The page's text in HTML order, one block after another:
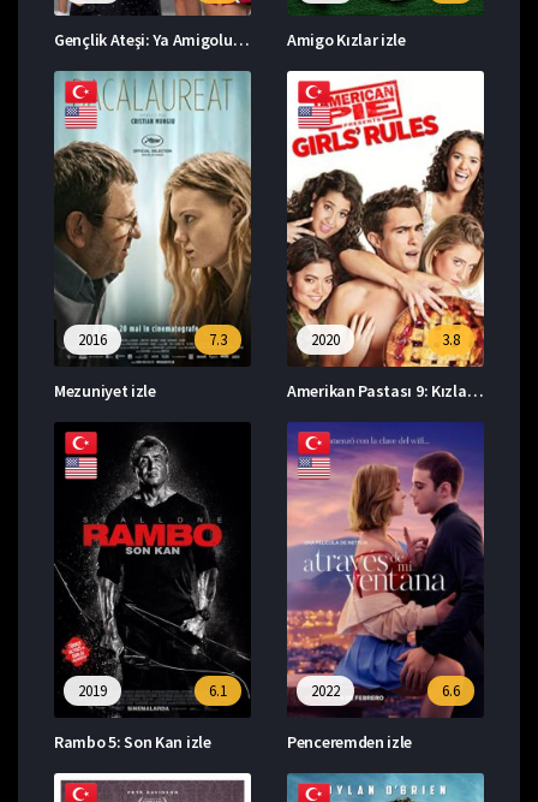
Gençlik Ateşi: Ya Amigoluk Ya Ölüm izle Amigo Kızlar izle
7.3
2016
Mezuniyet izle
3.8
2020
Amerikan Pastası 9: Kızların Kuralları izle
6.1
2019
Rambo 5: Son Kan izle
6.6
2022
Penceremden izle